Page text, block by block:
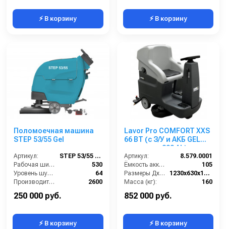
⚡ В корзину ⚡ В корзину
Поломоечная машина
STEP 53/55 Gel
Артикул:
STEP 53/55 Gel
Рабочая ширина (мм):
530
Уровень шума (дБ):
64
Производительность по площади (м2/ч):
2600
250 000 руб.
⚡ В корзину
Lavor Pro COMFORT XXS
66 BT (с З/У и АКБ GEL
емкостью 200 Ah)
Артикул:
8.579.0001
Ёмкость аккумуляторов (Ач):
105
Размеры ДхШхВ (мм):
1230x630x1210
Масса (кг):
160
852 000 руб.
⚡ В корзину